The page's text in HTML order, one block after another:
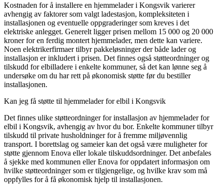
Kostnaden for å installere en hjemmelader i Kongsvik varierer
avhengig av faktorer som valgt ladestasjon, kompleksiteten i
installasjonen og eventuelle oppgraderinger som kreves i det
elektriske anlegget. Generelt ligger prisen mellom 15 000 og 20 000
kroner for en ferdig montert hjemmelader, men dette kan variere.
Noen elektrikerfirmaer tilbyr pakkeløsninger der både lader og
installasjon er inkludert i prisen. Det finnes også støtteordninger og
tilskudd for elbilladere i enkelte kommuner, så det kan lønne seg å
undersøke om du har rett på økonomisk støtte før du bestiller
installasjonen.
Kan jeg få støtte til hjemmelader for elbil i Kongsvik
Det finnes ulike støtteordninger for installasjon av hjemmelader for
elbil i Kongsvik, avhengig av hvor du bor. Enkelte kommuner tilbyr
tilskudd til private husholdninger for å fremme miljøvennlig
transport. I borettslag og sameier kan det også være muligheter for
støtte gjennom Enova eller lokale tilskuddsordninger. Det anbefales
å sjekke med kommunen eller Enova for oppdatert informasjon om
hvilke støtteordninger som er tilgjengelige, og hvilke krav som må
oppfylles for å få økonomisk hjelp til installasjonen.